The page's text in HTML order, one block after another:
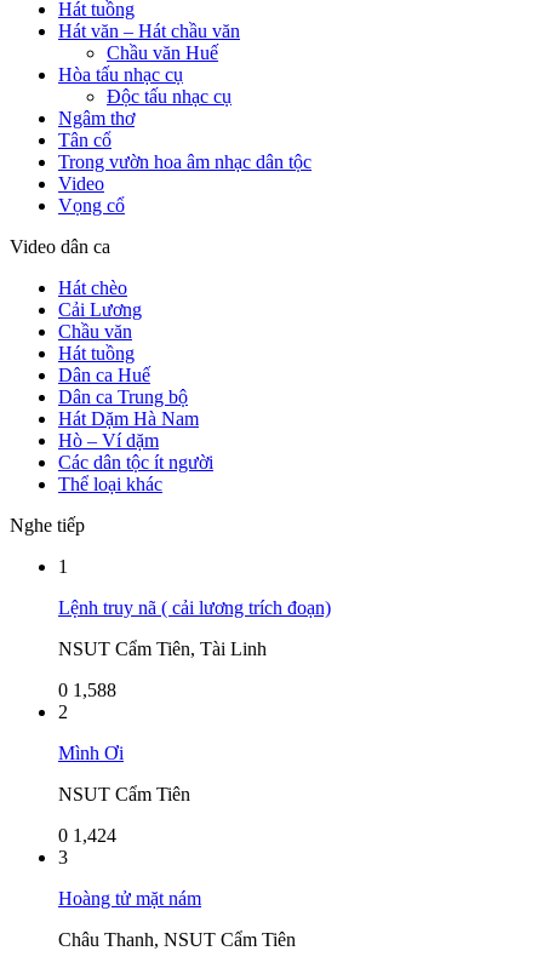
Hát tuồng
Hát văn – Hát chầu văn
Chầu văn Huế
Hòa tấu nhạc cụ
Độc tấu nhạc cụ
Ngâm thơ
Tân cổ
Trong vườn hoa âm nhạc dân tộc
Video
Vọng cổ
Video dân ca
Hát chèo
Cải Lương
Chầu văn
Hát tuồng
Dân ca Huế
Dân ca Trung bộ
Hát Dặm Hà Nam
Hò – Ví dặm
Các dân tộc ít người
Thể loại khác
Nghe tiếp
1
Lệnh truy nã ( cải lương trích đoạn)
NSUT Cẩm Tiên, Tài Linh
0 1,588
2
Mình Ơi
NSUT Cẩm Tiên
0 1,424
3
Hoàng tử mặt nám
Châu Thanh, NSUT Cẩm Tiên